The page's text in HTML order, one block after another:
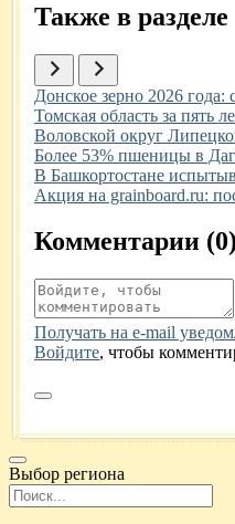
Также в разделе
Иллюстрация новости
Донское зерно 2026
Иллюстрация новости
Томская область за пять
Иллюстрация новости
Воловской округ
Иллюстрация новости
Более 53% пшеницы в
Иллюстрация новости
В Башкортостане
Иллюстрация новости
Акция на grainboard.ru:
Комментарии (0)
Получать на e‑mail
Войдите, чтобы
Выбор региона